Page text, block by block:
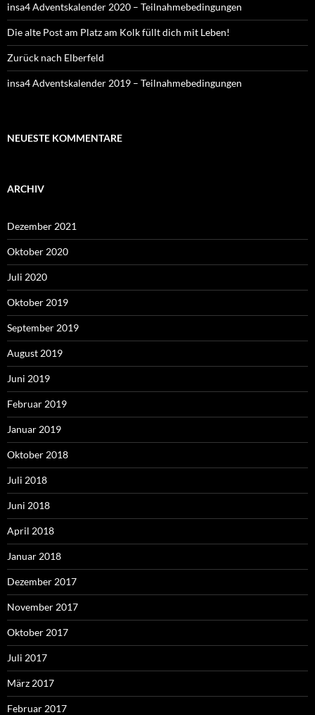
insa4 Adventskalender 2020 – Teilnahmebedingungen
Die alte Post am Platz am Kolk füllt dich mit Leben!
Zurück nach Elberfeld
insa4 Adventskalender 2019 – Teilnahmebedingungen
NEUESTE KOMMENTARE
ARCHIV
Dezember 2021
Oktober 2020
Juli 2020
Oktober 2019
September 2019
August 2019
Juni 2019
Februar 2019
Januar 2019
Oktober 2018
Juli 2018
Juni 2018
April 2018
Januar 2018
Dezember 2017
November 2017
Oktober 2017
Juli 2017
März 2017
Februar 2017